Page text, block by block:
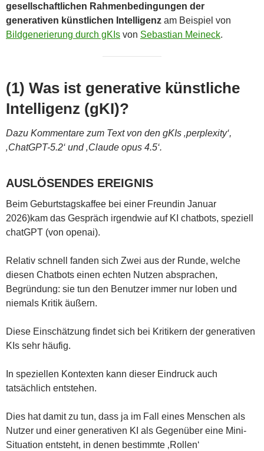
gesellschaftlichen Rahmenbedingungen der
generativen künstlichen Intelligenz am Beispiel von
Bildgenerierung durch gKIs von Sebastian Meineck.
(1) Was ist generative künstliche
Intelligenz (gKI)?
Dazu Kommentare zum Text von den gKIs ‚perplexity‘,
‚ChatGPT-5.2‘ und ‚Claude opus 4.5‘.
AUSLÖSENDES EREIGNIS
Beim Geburtstagskaffee bei einer Freundin Januar
2026)kam das Gespräch irgendwie auf KI chatbots, speziell
chatGPT (von openai).
Relativ schnell fanden sich Zwei aus der Runde, welche
diesen Chatbots einen echten Nutzen absprachen,
Begründung: sie tun den Benutzer immer nur loben und
niemals Kritik äußern.
Diese Einschätzung findet sich bei Kritikern der generativen
KIs sehr häufig.
In speziellen Kontexten kann dieser Eindruck auch
tatsächlich entstehen.
Dies hat damit zu tun, dass ja im Fall eines Menschen als
Nutzer und einer generativen KI als Gegenüber eine Mini-
Situation entsteht, in denen bestimmte ‚Rollen‘